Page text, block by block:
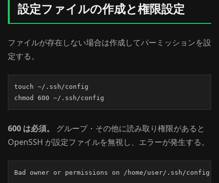
設定ファイルの作成と権限設定
ファイルが存在しない場合は作成してパーミッションを設
定する。
touch ~/.ssh/config
chmod 600 ~/.ssh/config
600 は必須。
グループ・その他に読み取り権限があると
OpenSSH が設定ファイルを無視し、エラーが発生する。
Bad owner or permissions on /home/user/.ssh/config